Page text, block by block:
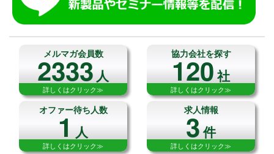
メルマガ会員数
2333人
詳しくはクリック≫
協力会社を探す
120社
詳しくはクリック≫
オファー待ち人数
1人
詳しくはクリック≫
求人情報
3件
詳しくはクリック≫